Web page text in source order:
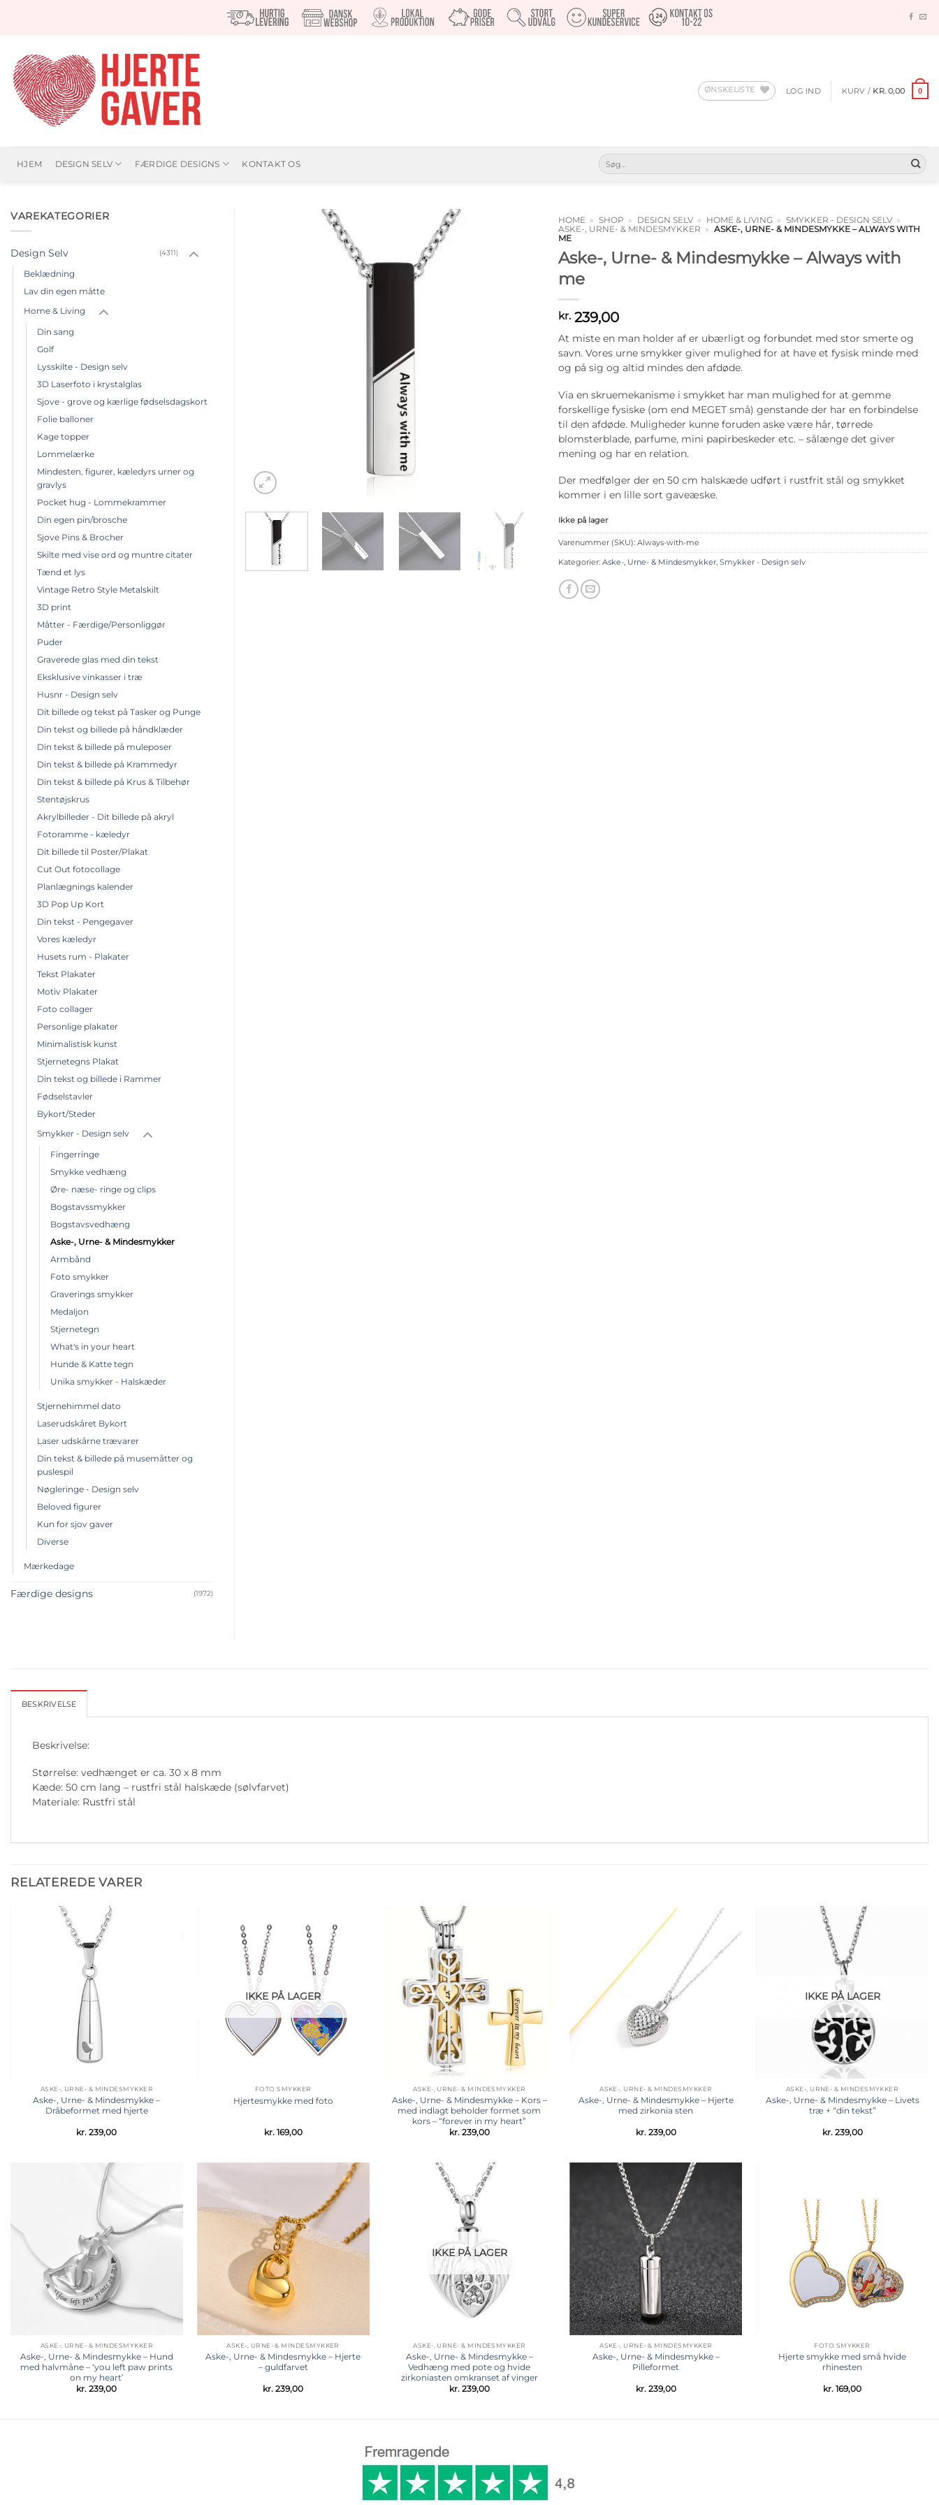
ØNSKELISTE LOG IND KURV / KR.0,00 0
HJEM DESIGN SELV FÆRDIGE DESIGNS KONTAKT OS
Søg
efter:
HOME » SHOP » DESIGN SELV » HOME & LIVING » SMYKKER - DESIGN SELV »
ASKE-, URNE- & MINDESMYKKER » ASKE-, URNE- & MINDESMYKKE – ALWAYS WITH
ME
Aske-, Urne- & Mindesmykke – Always with
me
kr. 239,00
At miste en man holder af er ubærligt og forbundet med stor smerte og
savn. Vores urne smykker giver mulighed for at have et fysisk minde med
og på sig og altid mindes den afdøde.
Via en skruemekanisme i smykket har man mulighed for at gemme
forskellige fysiske (om end MEGET små) genstande der har en forbindelse
til den afdøde. Muligheder kunne foruden aske være hår, tørrede
blomsterblade, parfume, mini papirbeskeder etc. – sålænge det giver
mening og har en relation.
Der medfølger der en 50 cm halskæde udført i rustfrit stål og smykket
kommer i en lille sort gaveæske.
Ikke på lager
Varenummer (SKU): Always-with-me
Kategorier: Aske-, Urne- & Mindesmykker, Smykker - Design selv
VAREKATEGORIER
Design Selv (4311)
Beklædning
Lav din egen måtte
Home & Living
Din sang
Golf
Lysskilte - Design selv
3D Laserfoto i krystalglas
Sjove - grove og kærlige fødselsdagskort
Folie balloner
Kage topper
Lommelærke
Mindesten, figurer, kæledyrs urner og
gravlys
Pocket hug - Lommekrammer
Din egen pin/brosche
Sjove Pins & Brocher
Skilte med vise ord og muntre citater
Tænd et lys
Vintage Retro Style Metalskilt
3D print
Måtter - Færdige/Personliggør
Puder
Graverede glas med din tekst
Eksklusive vinkasser i træ
Husnr - Design selv
Dit billede og tekst på Tasker og Punge
Din tekst og billede på håndklæder
Din tekst & billede på muleposer
Din tekst & billede på Krammedyr
Din tekst & billede på Krus & Tilbehør
Stentøjskrus
Akrylbilleder - Dit billede på akryl
Fotoramme - kæledyr
Dit billede til Poster/Plakat
Cut Out fotocollage
Planlægnings kalender
3D Pop Up Kort
Din tekst - Pengegaver
Vores kæledyr
Husets rum - Plakater
Tekst Plakater
Motiv Plakater
Foto collager
Personlige plakater
Minimalistisk kunst
Stjernetegns Plakat
Din tekst og billede i Rammer
Fødselstavler
Bykort/Steder
Smykker - Design selv
Fingerringe
Smykke vedhæng
Øre- næse- ringe og clips
Bogstavssmykker
Bogstavsvedhæng
Aske-, Urne- & Mindesmykker
Armbånd
Foto smykker
Graverings smykker
Medaljon
Stjernetegn
What's in your heart
Hunde & Katte tegn
Unika smykker - Halskæder
Stjernehimmel dato
Laserudskåret Bykort
Laser udskårne trævarer
Din tekst & billede på musemåtter og
puslespil
Nøgleringe - Design selv
Beloved figurer
Kun for sjov gaver
Diverse
Mærkedage
Færdige designs (1972)
BESKRIVELSE
Beskrivelse:
Størrelse: vedhænget er ca. 30 x 8 mm
Kæde: 50 cm lang – rustfri stål halskæde (sølvfarvet)
Materiale: Rustfri stål
RELATEREDE VARER
ASKE-, URNE- & MINDESMYKKER
Aske-, Urne- & Mindesmykke –
Dråbeformet med hjerte
kr. 239,00
Tilføj til
ønskeliste
IKKE PÅ LAGER
FOTO SMYKKER
Hjertesmykke med foto
kr.169,00
ASKE-, URNE- & MINDESMYKKER
Aske-, Urne- & Mindesmykke – Kors –
med indlagt beholder formet som
kors – “forever in my heart”
kr.239,00
Tilføj til
ønskeliste
ASKE-, URNE- & MINDESMYKKER
Aske-, Urne- & Mindesmykke – Hjerte
med zirkonia sten
kr.239,00
IKKE PÅ LAGER
ASKE-, URNE- & MINDESMYKKER
Aske-, Urne- & Mindesmykke – Livets
træ + “din tekst”
kr.239,00
ønskeliste
ASKE-, URNE- & MINDESMYKKER
Aske-, Urne- & Mindesmykke – Hund
med halvmåne – ‘you left paw prints
on my heart’
kr. 239,00
Tilføj til
ønskeliste
ASKE-, URNE- & MINDESMYKKER
Aske-, Urne- & Mindesmykke – Hjerte
– guldfarvet
kr. 239,00
IKKE PÅ LAGER
ASKE-, URNE- & MINDESMYKKER
Aske-, Urne- & Mindesmykke –
Vedhæng med pote og hvide
zirkoniasten omkranset af vinger
kr.239,00
ASKE-, URNE- & MINDESMYKKER
Aske-, Urne- & Mindesmykke –
Pilleformet
kr.239,00
FOTO SMYKKER
Hjerte smykke med små hvide
rhinesten
kr. 169,00